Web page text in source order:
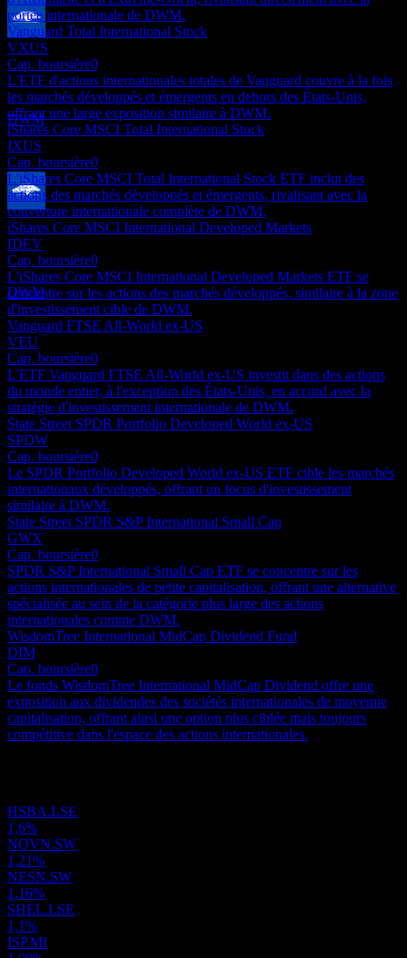
Paiement du dividende
29
SEP 27
WisdomTree International Equity Fund
Estimé
DWM
Ex-dividende
27
DEC 27
WisdomTree International Equity Fund
Estimé
DWM
portée internationale de DWM.
Vanguard Total International Stock
VXUS
Cap. boursière0
L'ETF d'actions internationales totales de Vanguard couvre à la fois
les marchés développés et émergents en dehors des États-Unis,
offrant une large exposition similaire à DWM.
iShares Core MSCI Total International Stock
IXUS
Cap. boursière0
L'iShares Core MSCI Total International Stock ETF inclut des
actions des marchés développés et émergents, rivalisant avec la
couverture internationale complète de DWM.
iShares Core MSCI International Developed Markets
IDEV
Cap. boursière0
L'iShares Core MSCI International Developed Markets ETF se
concentre sur les actions des marchés développés, similaire à la zone
d'investissement cible de DWM.
Vanguard FTSE All-World ex-US
VEU
Cap. boursière0
L'ETF Vanguard FTSE All-World ex-US investit dans des actions
du monde entier, à l'exception des États-Unis, en accord avec la
stratégie d'investissement internationale de DWM.
State Street SPDR Portfolio Developed World ex-US
SPDW
Cap. boursière0
Le SPDR Portfolio Developed World ex-US ETF cible les marchés
internationaux développés, offrant un focus d'investissement
similaire à DWM.
State Street SPDR S&P International Small Cap
GWX
Cap. boursière0
SPDR S&P International Small Cap ETF se concentre sur les
actions internationales de petite capitalisation, offrant une alternative
spécialisée au sein de la catégorie plus large des actions
internationales comme DWM.
WisdomTree International MidCap Dividend Fund
DIM
Cap. boursière0
Le fonds WisdomTree International MidCap Dividend offre une
exposition aux dividendes des sociétés internationales de moyenne
capitalisation, offrant ainsi une option plus ciblée mais toujours
compétitive dans l'espace des actions internationales.
HSBA.LSE
1,6%
NOVN.SW
1,21%
NESN.SW
1,16%
SHEL.LSE
1,1%
ISP.MI